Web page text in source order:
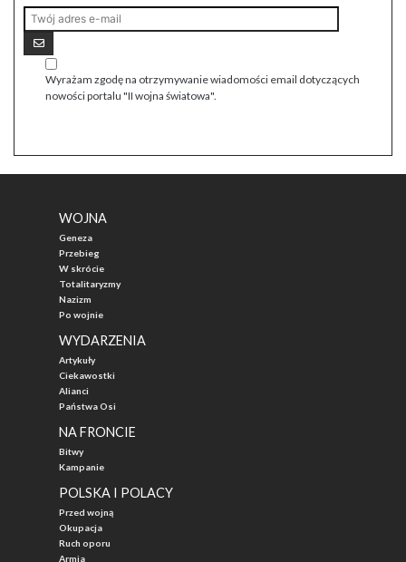
Wyrażam zgodę na otrzymywanie wiadomości email dotyczących
nowości portalu "II wojna światowa".
WOJNA
Geneza
Przebieg
W skrócie
Totalitaryzmy
Nazizm
Po wojnie
WYDARZENIA
Artykuły
Ciekawostki
Alianci
Państwa Osi
NA FRONCIE
Bitwy
Kampanie
POLSKA I POLACY
Przed wojną
Okupacja
Ruch oporu
Armia